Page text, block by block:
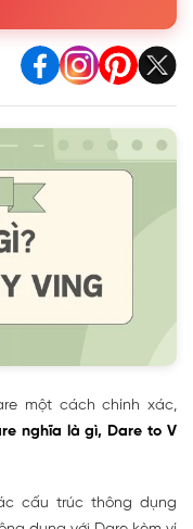
dụng với Dare
có đáp án
một cách chính xác,
nghĩa là gì, Dare to V
cấu trúc thông dụng